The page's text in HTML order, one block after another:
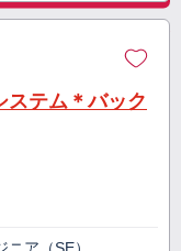
ステム＊バック